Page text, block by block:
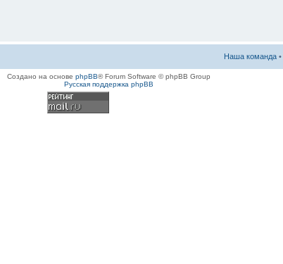
Наша команда •
Создано на основе phpBB® Forum Software © phpBB Group
Русская поддержка phpBB